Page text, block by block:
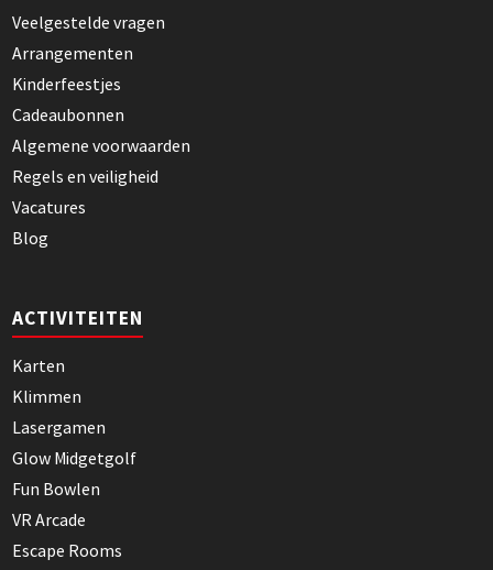
Veelgestelde vragen
Arrangementen
Kinderfeestjes
Cadeaubonnen
Algemene voorwaarden
Regels en veiligheid
Vacatures
Blog
ACTIVITEITEN
Karten
Klimmen
Lasergamen
Glow Midgetgolf
Fun Bowlen
VR Arcade
Escape Rooms